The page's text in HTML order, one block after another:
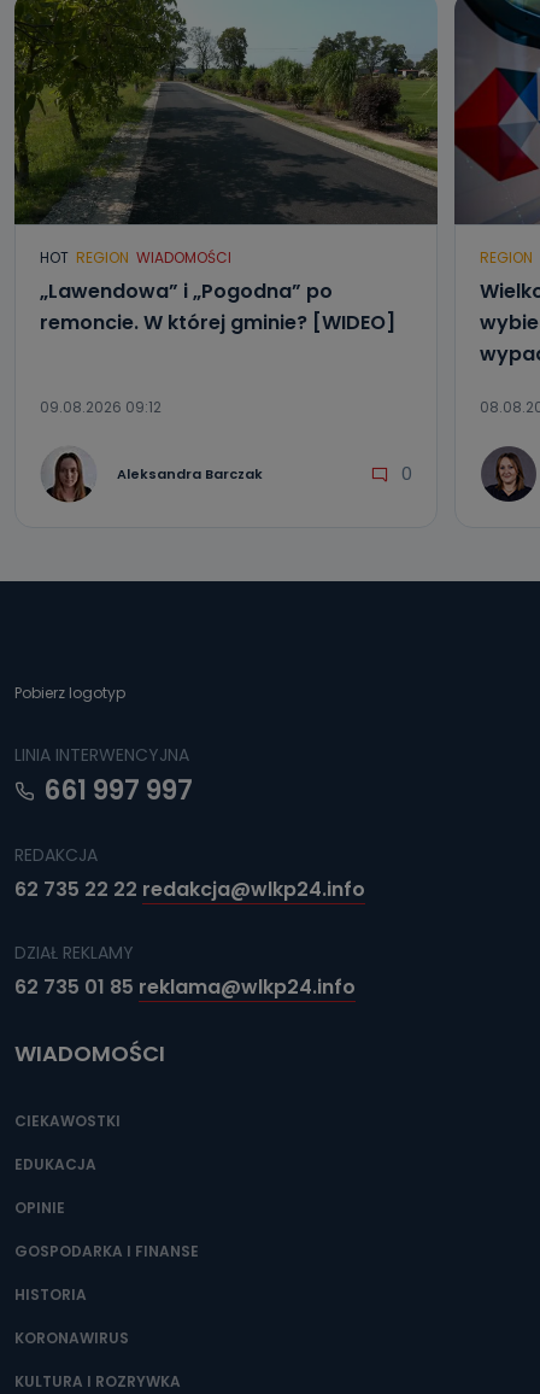
danych osobowych?
Można to zrobić pod numerem telefonu 62 735-51-05 lub
e-mailowo pod adresem: poczta@tvproart.pl
HOT REGION WIADOMOŚCI
„Lawendowa” i „Pogodna” po
remoncie. W której gminie? [WIDEO]
09.08.2026 09:12
Aleksandra Barczak 0
REGION
Pobierz logotyp
LINIA INTERWENCYJNA
661 997 997
REDAKCJA
62 735 22 22 redakcja@wlkp24.info
DZIAŁ REKLAMY
62 735 01 85 reklama@wlkp24.info
WIADOMOŚCI
CIEKAWOSTKI
EDUKACJA
OPINIE
GOSPODARKA I FINANSE
HISTORIA
KORONAWIRUS
KULTURA I ROZRYWKA